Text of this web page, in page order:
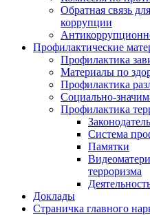
Обратная связь
коррупции
Профилактические
Профилактика
Материалы по
Профилактика
Социально-
Профилактика
Система
Памятки
терроризма
Доклады
Страничка главного